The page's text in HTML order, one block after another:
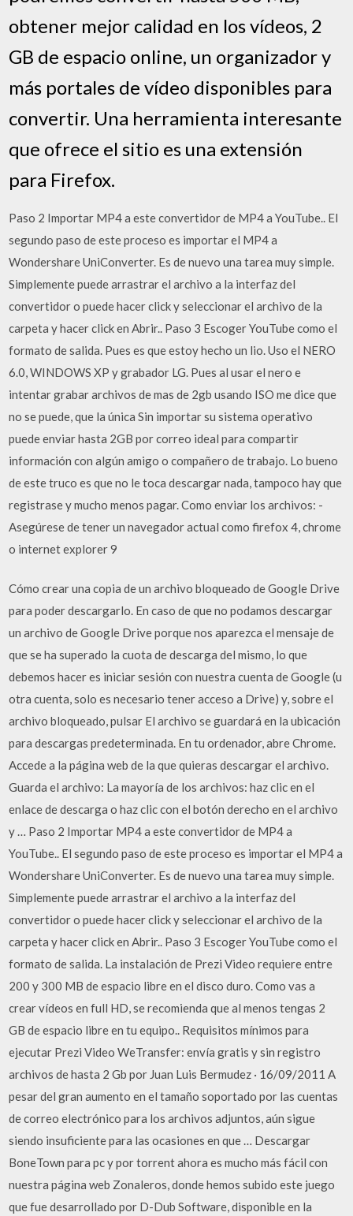
obtener mejor calidad en los vídeos, 2
GB de espacio online, un organizador y
más portales de vídeo disponibles para
convertir. Una herramienta interesante
que ofrece el sitio es una extensión
para Firefox.
Paso 2 Importar MP4 a este convertidor de MP4 a YouTube.. El
segundo paso de este proceso es importar el MP4 a
Wondershare UniConverter. Es de nuevo una tarea muy simple.
Simplemente puede arrastrar el archivo a la interfaz del
convertidor o puede hacer click y seleccionar el archivo de la
carpeta y hacer click en Abrir.. Paso 3 Escoger YouTube como el
formato de salida. Pues es que estoy hecho un lio. Uso el NERO
6.0, WINDOWS XP y grabador LG. Pues al usar el nero e
intentar grabar archivos de mas de 2gb usando ISO me dice que
no se puede, que la única Sin importar su sistema operativo
puede enviar hasta 2GB por correo ideal para compartir
información con algún amigo o compañero de trabajo. Lo bueno
de este truco es que no le toca descargar nada, tampoco hay que
registrase y mucho menos pagar. Como enviar los archivos: -
Asegúrese de tener un navegador actual como firefox 4, chrome
o internet explorer 9
Cómo crear una copia de un archivo bloqueado de Google Drive
para poder descargarlo. En caso de que no podamos descargar
un archivo de Google Drive porque nos aparezca el mensaje de
que se ha superado la cuota de descarga del mismo, lo que
debemos hacer es iniciar sesión con nuestra cuenta de Google (u
otra cuenta, solo es necesario tener acceso a Drive) y, sobre el
archivo bloqueado, pulsar El archivo se guardará en la ubicación
para descargas predeterminada. En tu ordenador, abre Chrome.
Accede a la página web de la que quieras descargar el archivo.
Guarda el archivo: La mayoría de los archivos: haz clic en el
enlace de descarga o haz clic con el botón derecho en el archivo
y … Paso 2 Importar MP4 a este convertidor de MP4 a
YouTube.. El segundo paso de este proceso es importar el MP4 a
Wondershare UniConverter. Es de nuevo una tarea muy simple.
Simplemente puede arrastrar el archivo a la interfaz del
convertidor o puede hacer click y seleccionar el archivo de la
carpeta y hacer click en Abrir.. Paso 3 Escoger YouTube como el
formato de salida. La instalación de Prezi Video requiere entre
200 y 300 MB de espacio libre en el disco duro. Como vas a
crear vídeos en full HD, se recomienda que al menos tengas 2
GB de espacio libre en tu equipo.. Requisitos mínimos para
ejecutar Prezi Video WeTransfer: envía gratis y sin registro
archivos de hasta 2 Gb por Juan Luis Bermudez · 16/09/2011 A
pesar del gran aumento en el tamaño soportado por las cuentas
de correo electrónico para los archivos adjuntos, aún sigue
siendo insuficiente para las ocasiones en que … Descargar
BoneTown para pc y por torrent ahora es mucho más fácil con
nuestra página web Zonaleros, donde hemos subido este juego
que fue desarrollado por D-Dub Software, disponible en la